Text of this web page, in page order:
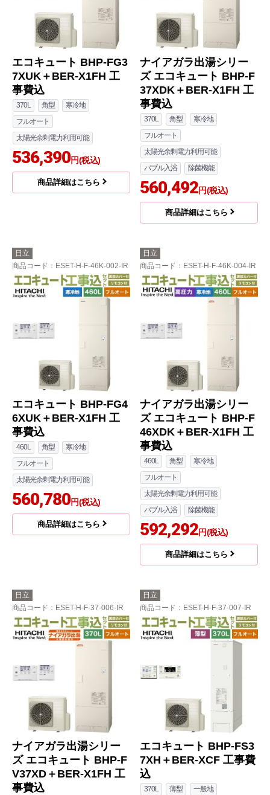
エコキュート BHP-FG3
7XUK＋BER-X1FH 工
事費込
370L 角型
寒冷地
フルオート
太陽光余剰電力利用可能
536,390円(税込)
商品詳細はこちら
ナイアガラ出湯シリー
ズ エコキュート BHP-F
37XDK＋BER-X1FH 工
事費込
370L 角型
寒冷地
フルオート
太陽光余剰電力利用可能
バブル入浴
除菌機能
560,492円(税込)
商品詳細はこちら
日立
商品コード ：ESET-H-F-46K-002-IR
エコキュート BHP-FG4
6XUK＋BER-X1FH 工
事費込
460L 角型
寒冷地
フルオート
太陽光余剰電力利用可能
560,780円(税込)
商品詳細はこちら
日立
商品コード ：ESET-H-F-46K-004-IR
ナイアガラ出湯シリー
ズ エコキュート BHP-F
46XDK＋BER-X1FH 工
事費込
460L 角型
寒冷地
フルオート
太陽光余剰電力利用可能
バブル入浴
除菌機能
592,292円(税込)
商品詳細はこちら
日立
商品コード ：ESET-H-F-37-006-IR
ナイアガラ出湯シリー
ズ エコキュート BHP-F
V37XD＋BER-X1FH 工
事費込
日立
商品コード ：ESET-H-F-37-007-IR
エコキュート BHP-FS3
7XH＋BER-XCF 工事費
込
370L 薄型 一般地